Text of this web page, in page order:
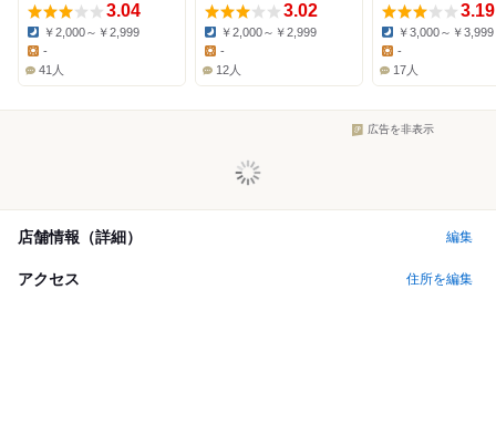
3.04
Dinner:
￥2,000～￥2,999
Lunch:
-
41人
3.02
Dinner:
￥2,000～￥2,999
Lunch:
-
12人
3.19
Dinner:
￥3,000～￥3,999
Lunch:
-
17人
広告を非表示
店舗情報（詳細） 編集
アクセス 住所を編集